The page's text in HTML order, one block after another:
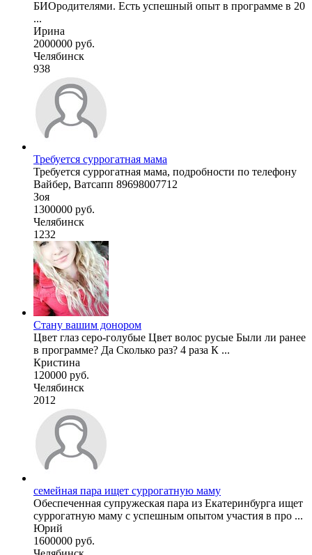
БИОродителями. Есть успешный опыт в программе в 20
...
Ирина
2000000 руб.
Челябинск
938
Требуется суррогатная мама
Требуется суррогатная мама, подробности по телефону
Вайбер, Ватсапп 89698007712
Зоя
1300000 руб.
Челябинск
1232
Стану вашим донором
Цвет глаз серо-голубые Цвет волос русые Были ли ранее
в программе? Да Сколько раз? 4 раза К ...
Кристина
120000 руб.
Челябинск
2012
семейная пара ищет суррогатную маму
Обеспеченная супружеская пара из Екатеринбурга ищет
суррогатную маму с успешным опытом участия в про ...
Юрий
1600000 руб.